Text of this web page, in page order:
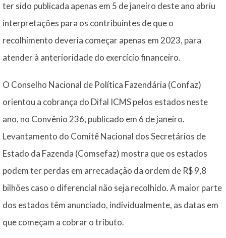
ter sido publicada apenas em 5 de janeiro deste ano abriu
interpretações para os contribuintes de que o
recolhimento deveria começar apenas em 2023, para
atender à anterioridade do exercício financeiro.
O Conselho Nacional de Política Fazendária (Confaz)
orientou a cobrança do Difal ICMS pelos estados neste
ano, no Convênio 236, publicado em 6 de janeiro.
Levantamento do Comitê Nacional dos Secretários de
Estado da Fazenda (Comsefaz) mostra que os estados
podem ter perdas em arrecadação da ordem de R$ 9,8
bilhões caso o diferencial não seja recolhido. A maior parte
dos estados têm anunciado, individualmente, as datas em
que começam a cobrar o tributo.